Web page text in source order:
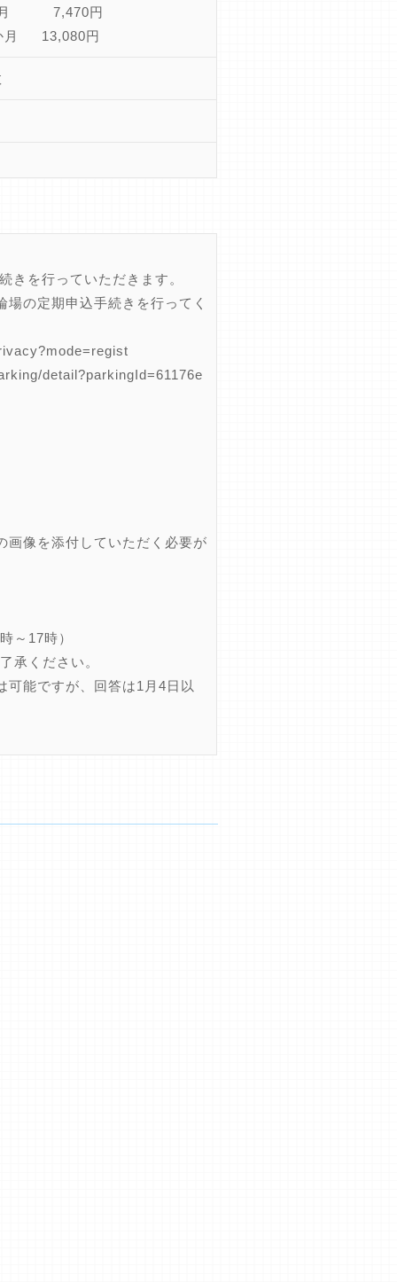
月 7,470円
月 13,080円
きを行っていただきます。
の定期申込手続きを行ってく
detail?parkingId=61176e
画像を添付していただく必要が
～17時）
承ください。
可能ですが、回答は1月4日以